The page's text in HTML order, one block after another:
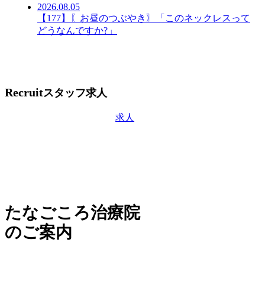
2026.08.05
【177】〖お昼のつぶやき〗「このネックレスって
どうなんですか?」
Recruitスタッフ求人
求人
たなごころ治療院
のご案内